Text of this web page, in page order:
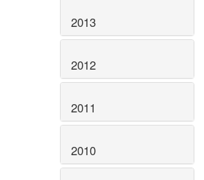
2013
2012
2011
2010